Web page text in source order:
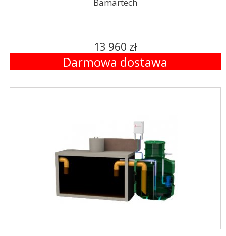
13 960 zł
Darmowa dostawa